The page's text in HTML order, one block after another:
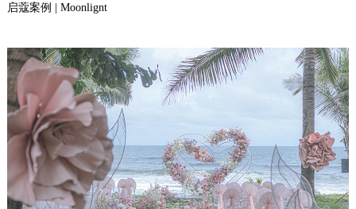
启蔻案例 | Moonlignt